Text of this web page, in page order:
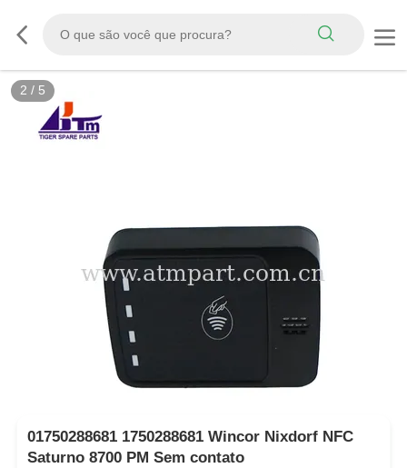
2 / 5
01750288681 1750288681 Wincor Nixdorf NFC
Saturno 8700 PM Sem contato